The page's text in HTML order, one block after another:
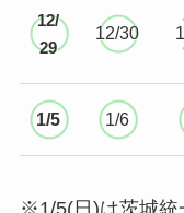
12/
29
12/30
1/5 1/6